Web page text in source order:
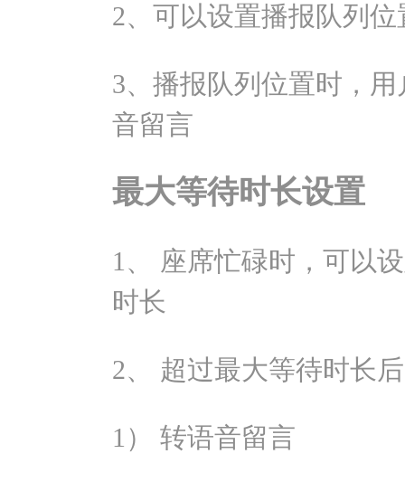
2、可以设置播报队列
3、播报队列位置时，
音留言
最大等待时长设置
1、 座席忙碌时，可以
时长
2、 超过最大等待时长
1） 转语音留言